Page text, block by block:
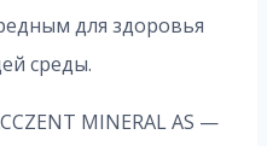
для здоровья
среды.
MINERAL AS —